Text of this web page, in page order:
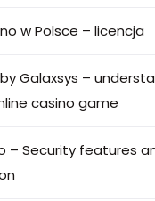
w Polsce – licencja
Galaxsys –
casino game
– Security features